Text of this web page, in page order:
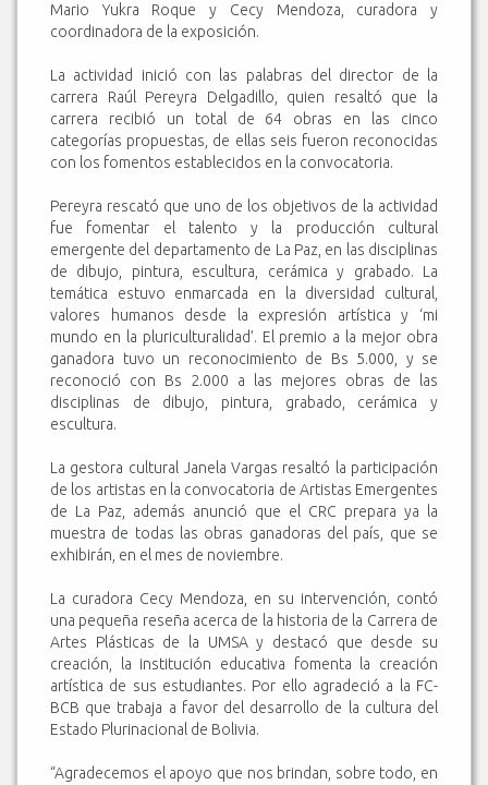
Mario Yukra Roque y Cecy Mendoza, curadora y
coordinadora de la exposición.
La actividad inició con las palabras del director de la
carrera Raúl Pereyra Delgadillo, quien resaltó que la
carrera recibió un total de 64 obras en las cinco
categorías propuestas, de ellas seis fueron reconocidas
con los fomentos establecidos en la convocatoria.
Pereyra rescató que uno de los objetivos de la actividad
fue fomentar el talento y la producción cultural
emergente del departamento de La Paz, en las disciplinas
de dibujo, pintura, escultura, cerámica y grabado. La
temática estuvo enmarcada en la diversidad cultural,
valores humanos desde la expresión artística y ‘mi
mundo en la pluriculturalidad’. El premio a la mejor obra
ganadora tuvo un reconocimiento de Bs 5.000, y se
reconoció con Bs 2.000 a las mejores obras de las
disciplinas de dibujo, pintura, grabado, cerámica y
escultura.
La gestora cultural Janela Vargas resaltó la participación
de los artistas en la convocatoria de Artistas Emergentes
de La Paz, además anunció que el CRC prepara ya la
muestra de todas las obras ganadoras del país, que se
exhibirán, en el mes de noviembre.
La curadora Cecy Mendoza, en su intervención, contó
una pequeña reseña acerca de la historia de la Carrera de
Artes Plásticas de la UMSA y destacó que desde su
creación, la institución educativa fomenta la creación
artística de sus estudiantes. Por ello agradeció a la FC-
BCB que trabaja a favor del desarrollo de la cultura del
Estado Plurinacional de Bolivia.
“Agradecemos el apoyo que nos brindan, sobre todo, en